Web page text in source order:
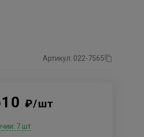
Артикул: 022-7565
₽/шт
7 шт